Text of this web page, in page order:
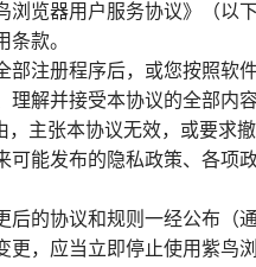
览器用户服务协议》（
款。
注册程序后，或您按照
解并接受本协议的全部
主张本协议无效，或要求撤
能发布的隐私政策、各
的协议和规则一经公布（
，应当立即停止使用紫鸟